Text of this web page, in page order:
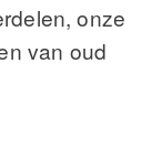
onze
van oud